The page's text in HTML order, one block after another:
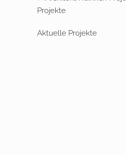
Aktuelle Projekte